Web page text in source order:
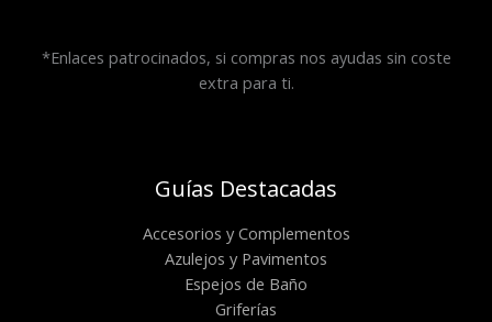
*Enlaces patrocinados, si compras nos ayudas sin coste
extra para ti.
Guías Destacadas
Accesorios y Complementos
Azulejos y Pavimentos
Espejos de Baño
Griferías